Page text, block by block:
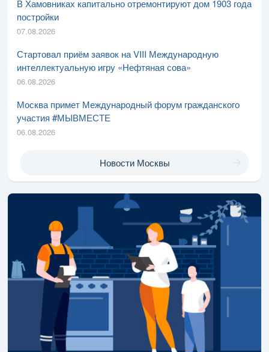
В Хамовниках капитально отремонтируют дом 1903 года
постройки
07.08.2026
Стартовал приём заявок на VIII Международную
интеллектуальную игру «Нефтяная сова»
06.08.2026
Москва примет Международный форум гражданского
участия #МЫВМЕСТЕ
06.08.2026
Новости Москвы